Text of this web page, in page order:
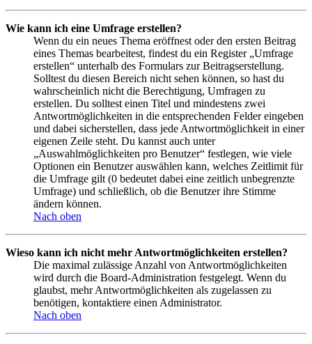
Wie kann ich eine Umfrage erstellen?
Wenn du ein neues Thema eröffnest oder den ersten Beitrag
eines Themas bearbeitest, findest du ein Register „Umfrage
erstellen“ unterhalb des Formulars zur Beitragserstellung.
Solltest du diesen Bereich nicht sehen können, so hast du
wahrscheinlich nicht die Berechtigung, Umfragen zu
erstellen. Du solltest einen Titel und mindestens zwei
Antwortmöglichkeiten in die entsprechenden Felder eingeben
und dabei sicherstellen, dass jede Antwortmöglichkeit in einer
eigenen Zeile steht. Du kannst auch unter
„Auswahlmöglichkeiten pro Benutzer“ festlegen, wie viele
Optionen ein Benutzer auswählen kann, welches Zeitlimit für
die Umfrage gilt (0 bedeutet dabei eine zeitlich unbegrenzte
Umfrage) und schließlich, ob die Benutzer ihre Stimme
ändern können.
Nach oben
Wieso kann ich nicht mehr Antwortmöglichkeiten erstellen?
Die maximal zulässige Anzahl von Antwortmöglichkeiten
wird durch die Board-Administration festgelegt. Wenn du
glaubst, mehr Antwortmöglichkeiten als zugelassen zu
benötigen, kontaktiere einen Administrator.
Nach oben